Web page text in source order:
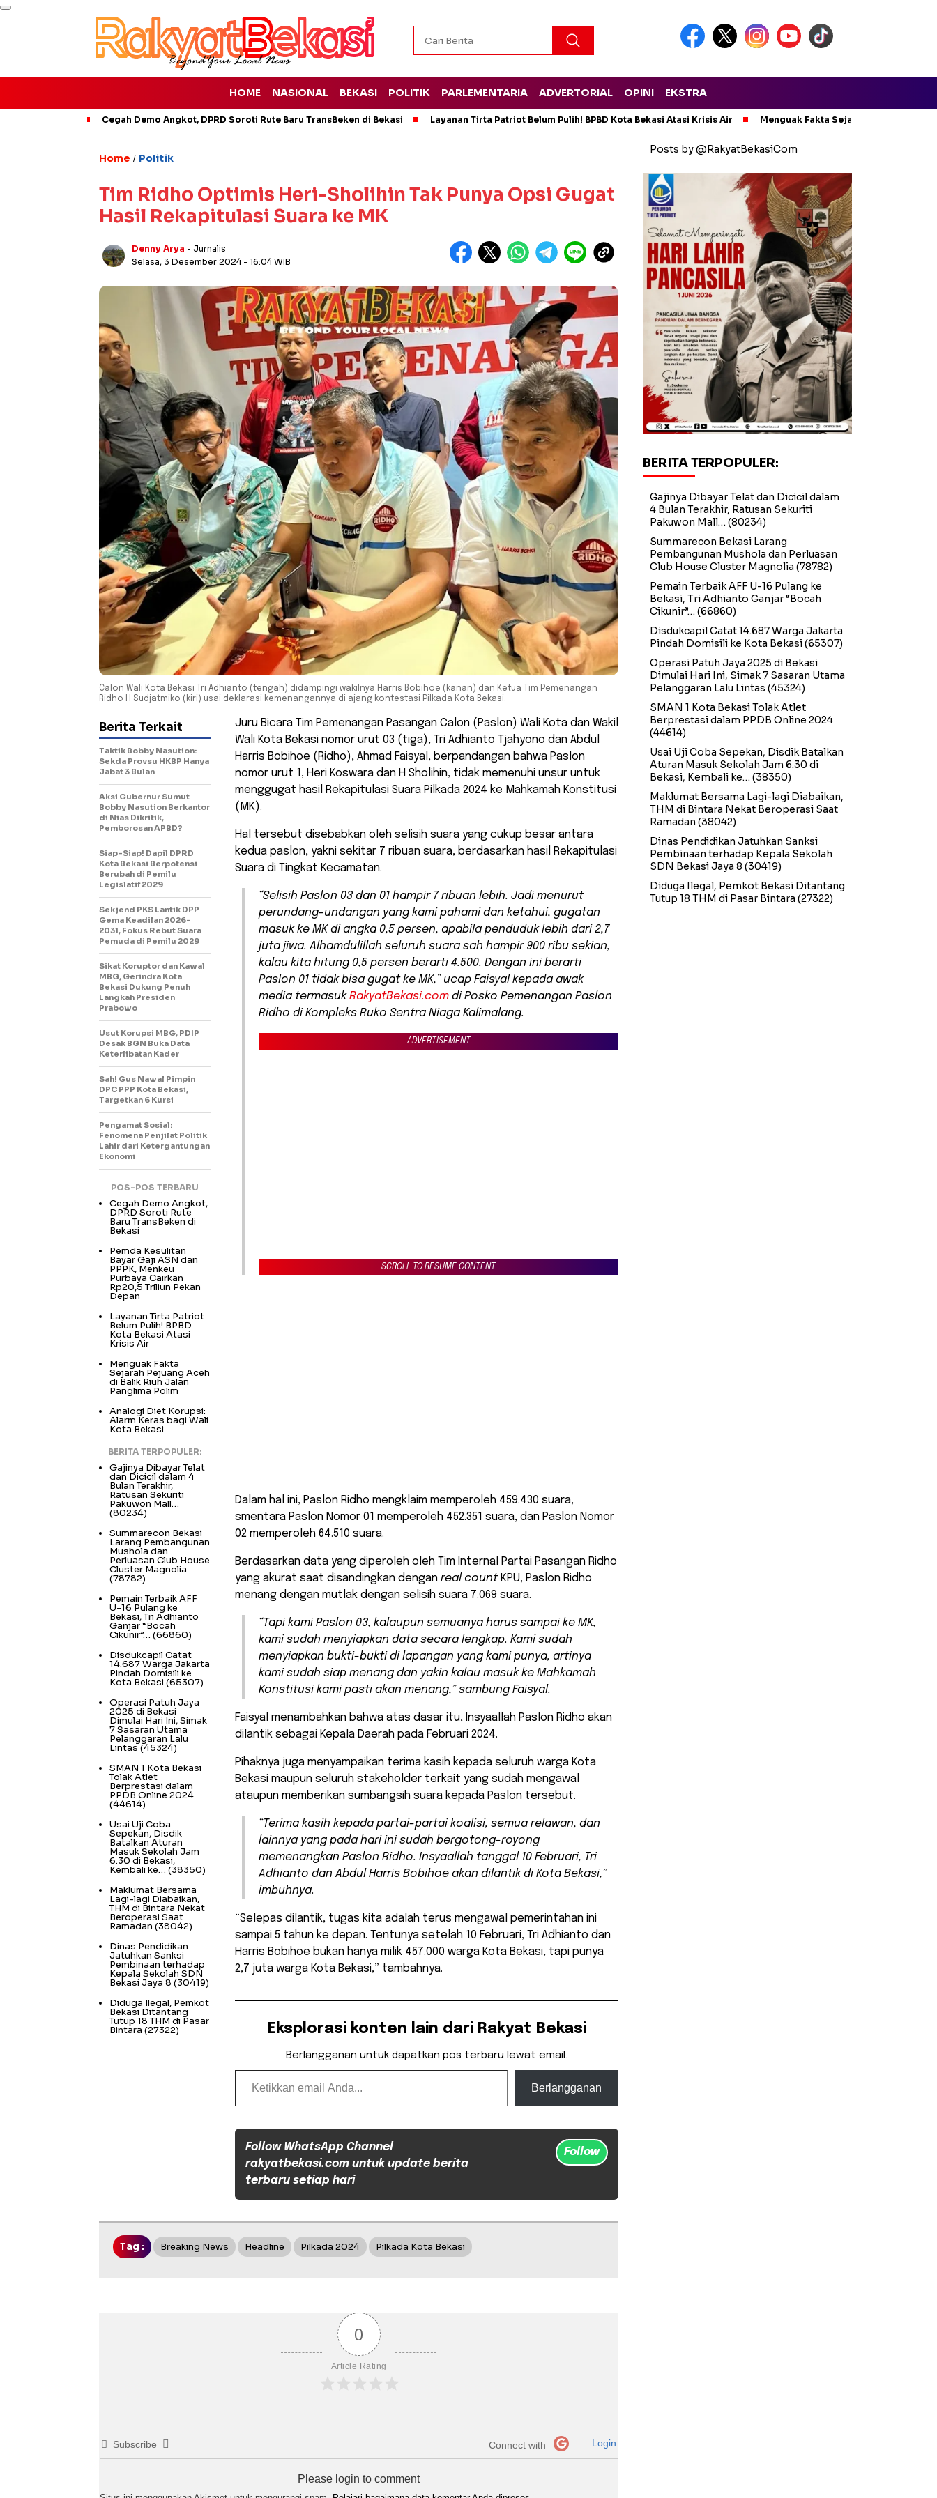
HOME NASIONAL BEKASI POLITIK PARLEMENTARIA ADVERTORIAL OPINI EKSTRA
Cegah Demo Angkot, DPRD Soroti Rute Baru TransBeken di Bekasi Layanan Tirta Patriot Belum Pulih! BPBD Kota Bekasi Atasi Krisis Air Menguak Fakta Sejarah Pejuang
Home / Politik
Tim Ridho Optimis Heri-Sholihin Tak Punya Opsi Gugat
Hasil Rekapitulasi Suara ke MK
Denny Arya - Jurnalis
Selasa, 3 Desember 2024 - 16:04 WIB
Calon Wali Kota Bekasi Tri Adhianto (tengah) didampingi wakilnya Harris Bobihoe (kanan) dan Ketua Tim Pemenangan
Ridho H Sudjatmiko (kiri) usai deklarasi kemenangannya di ajang kontestasi Pilkada Kota Bekasi.
Juru Bicara Tim Pemenangan Pasangan Calon (Paslon) Wali Kota dan Wakil
Wali Kota Bekasi nomor urut 03 (tiga), Tri Adhianto Tjahyono dan Abdul
Harris Bobihoe (Ridho), Ahmad Faisyal, berpandangan bahwa Paslon
nomor urut 1, Heri Koswara dan H Sholihin, tidak memenuhi unsur untuk
menggugat hasil Rekapitulasi Suara Pilkada 2024 ke Mahkamah Konstitusi
(MK).
Hal tersebut disebabkan oleh selisih suara yang cukup besar antara
kedua paslon, yakni sekitar 7 ribuan suara, berdasarkan hasil Rekapitulasi
Suara di Tingkat Kecamatan.
“Selisih Paslon 03 dan 01 hampir 7 ribuan lebih. Jadi menurut
perundang-undangan yang kami pahami dan ketahui, gugatan
masuk ke MK di angka 0,5 persen, apabila penduduk lebih dari 2,7
juta jiwa. Alhamdulillah seluruh suara sah hampir 900 ribu sekian,
kalau kita hitung 0,5 persen berarti 4.500. Dengan ini berarti
Paslon 01 tidak bisa gugat ke MK,” ucap Faisyal kepada awak
media termasukRakyatBekasi.com di Posko Pemenangan Paslon
Ridho di Kompleks Ruko Sentra Niaga Kalimalang.
ADVERTISEMENT
SCROLL TO RESUME CONTENT
Dalam hal ini, Paslon Ridho mengklaim memperoleh 459.430 suara,
smentara Paslon Nomor 01 memperoleh 452.351 suara, dan Paslon Nomor
02 memperoleh 64.510 suara.
Berdasarkan data yang diperoleh oleh Tim Internal Partai Pasangan Ridho
yang akurat saat disandingkan dengan real countKPU, Paslon Ridho
menang dengan mutlak dengan selisih suara 7.069 suara.
“Tapi kami Paslon 03, kalaupun semuanya harus sampai ke MK,
kami sudah menyiapkan data secara lengkap. Kami sudah
menyiapkan bukti-bukti di lapangan yang kami punya, artinya
kami sudah siap menang dan yakin kalau masuk ke Mahkamah
Konstitusi kami pasti akan menang,” sambung Faisyal.
Faisyal menambahkan bahwa atas dasar itu, Insyaallah Paslon Ridho akan
dilantik sebagai Kepala Daerah pada Februari 2024.
Pihaknya juga menyampaikan terima kasih kepada seluruh warga Kota
Bekasi maupun seluruh stakeholder terkait yang sudah mengawal
ataupun memberikan sumbangsih suara kepada Paslon tersebut.
“Terima kasih kepada partai-partai koalisi, semua relawan, dan
lainnya yang pada hari ini sudah bergotong-royong
memenangkan Paslon Ridho. Insyaallah tanggal 10 Februari, Tri
Adhianto dan Abdul Harris Bobihoe akan dilantik di Kota Bekasi,”
imbuhnya.
“Selepas dilantik, tugas kita adalah terus mengawal pemerintahan ini
sampai 5 tahun ke depan. Tentunya setelah 10 Februari, Tri Adhianto dan
Harris Bobihoe bukan hanya milik 457.000 warga Kota Bekasi, tapi punya
2,7 juta warga Kota Bekasi,” tambahnya.
Eksplorasi konten lain dari Rakyat Bekasi
Berlangganan untuk dapatkan pos terbaru lewat email.
Ketikkan email Anda...
Berlangganan
Follow WhatsApp Channel
rakyatbekasi.com untuk update berita
terbaru setiap hari
Follow
Berita Terkait
Taktik Bobby Nasution:
Sekda Provsu HKBP Hanya
Jabat 3 Bulan
Aksi Gubernur Sumut
Bobby Nasution Berkantor
di Nias Dikritik,
Pemborosan APBD?
Siap-Siap! Dapil DPRD
Kota Bekasi Berpotensi
Berubah di Pemilu
Legislatif 2029
Sekjend PKS Lantik DPP
Gema Keadilan 2026-
2031, Fokus Rebut Suara
Pemuda di Pemilu 2029
Sikat Koruptor dan Kawal
MBG, Gerindra Kota
Bekasi Dukung Penuh
Langkah Presiden
Prabowo
Usut Korupsi MBG, PDIP
Desak BGN Buka Data
Keterlibatan Kader
Sah! Gus Nawal Pimpin
DPC PPP Kota Bekasi,
Targetkan 6 Kursi
Pengamat Sosial:
Fenomena Penjilat Politik
Lahir dari Ketergantungan
Ekonomi
POS-POS TERBARU
Cegah Demo Angkot,
DPRD Soroti Rute
Baru TransBeken di
Bekasi
Pemda Kesulitan
Bayar Gaji ASN dan
PPPK, Menkeu
Purbaya Cairkan
Rp20,5 Triliun Pekan
Depan
Layanan Tirta Patriot
Belum Pulih! BPBD
Kota Bekasi Atasi
Krisis Air
Menguak Fakta
Sejarah Pejuang Aceh
di Balik Riuh Jalan
Panglima Polim
Analogi Diet Korupsi:
Alarm Keras bagi Wali
Kota Bekasi
BERITA TERPOPULER:
Gajinya Dibayar Telat
dan Dicicil dalam 4
Bulan Terakhir,
Ratusan Sekuriti
Pakuwon Mall…
(80234)
Summarecon Bekasi
Larang Pembangunan
Mushola dan
Perluasan Club House
Cluster Magnolia
(78782)
Pemain Terbaik AFF
U-16 Pulang ke
Bekasi, Tri Adhianto
Ganjar “Bocah
Cikunir”… (66860)
Disdukcapil Catat
14.687 Warga Jakarta
Pindah Domisili ke
Kota Bekasi (65307)
Operasi Patuh Jaya
2025 di Bekasi
Dimulai Hari Ini, Simak
7 Sasaran Utama
Pelanggaran Lalu
Lintas(45324)
SMAN 1 Kota Bekasi
Tolak Atlet
Berprestasi dalam
PPDB Online 2024
(44614)
Usai Uji Coba
Sepekan, Disdik
Batalkan Aturan
Masuk Sekolah Jam
6.30 di Bekasi,
Kembali ke… (38350)
Maklumat Bersama
Lagi-lagi Diabaikan,
THM di Bintara Nekat
Beroperasi Saat
Ramadan (38042)
Dinas Pendidikan
Jatuhkan Sanksi
Pembinaan terhadap
Kepala Sekolah SDN
Bekasi Jaya 8 (30419)
Diduga Ilegal, Pemkot
Bekasi Ditantang
Tutup 18 THM di Pasar
Bintara (27322)
Tag : Breaking News Headline Pilkada 2024 Pilkada Kota Bekasi
0
Article Rating
Subscribe Connect with Login
Please login to comment
Posts by @RakyatBekasiCom
BERITA TERPOPULER:
Gajinya Dibayar Telat dan Dicicil dalam
4 Bulan Terakhir, Ratusan Sekuriti
Pakuwon Mall… (80234)
Summarecon Bekasi Larang
Pembangunan Mushola dan Perluasan
Club House Cluster Magnolia (78782)
Pemain Terbaik AFF U-16 Pulang ke
Bekasi, Tri Adhianto Ganjar “Bocah
Cikunir”… (66860)
Disdukcapil Catat 14.687 Warga Jakarta
Pindah Domisili ke Kota Bekasi(65307)
Operasi Patuh Jaya 2025 di Bekasi
Dimulai Hari Ini, Simak 7 Sasaran Utama
Pelanggaran Lalu Lintas (45324)
SMAN 1 Kota Bekasi Tolak Atlet
Berprestasi dalam PPDB Online 2024
(44614)
Usai Uji Coba Sepekan, Disdik Batalkan
Aturan Masuk Sekolah Jam 6.30 di
Bekasi, Kembali ke… (38350)
Maklumat Bersama Lagi-lagi Diabaikan,
THM di Bintara Nekat Beroperasi Saat
Ramadan (38042)
Dinas Pendidikan Jatuhkan Sanksi
Pembinaan terhadap Kepala Sekolah
SDN Bekasi Jaya 8 (30419)
Diduga Ilegal, Pemkot Bekasi Ditantang
Tutup 18 THM di Pasar Bintara (27322)